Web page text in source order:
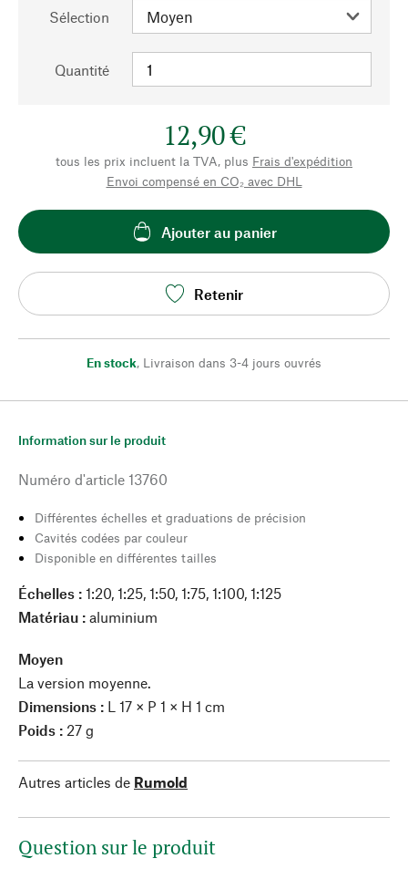
Sélection
Quantité
12,90 €
tous les prix incluent la TVA, plus Frais d'expédition
Envoi compensé en CO₂ avec DHL
Ajouter au panier
Retenir
En stock, Livraison dans 3-4 jours ouvrés
Information sur le produit
Numéro d'article 13760
Différentes échelles et graduations de précision
Cavités codées par couleur
Disponible en différentes tailles
Échelles : 1:20, 1:25, 1:50, 1:75, 1:100, 1:125
Matériau : aluminium
Moyen
La version moyenne.
Dimensions : L 17 × P 1 × H 1 cm
Poids : 27 g
Autres articles de Rumold
Question sur le produit